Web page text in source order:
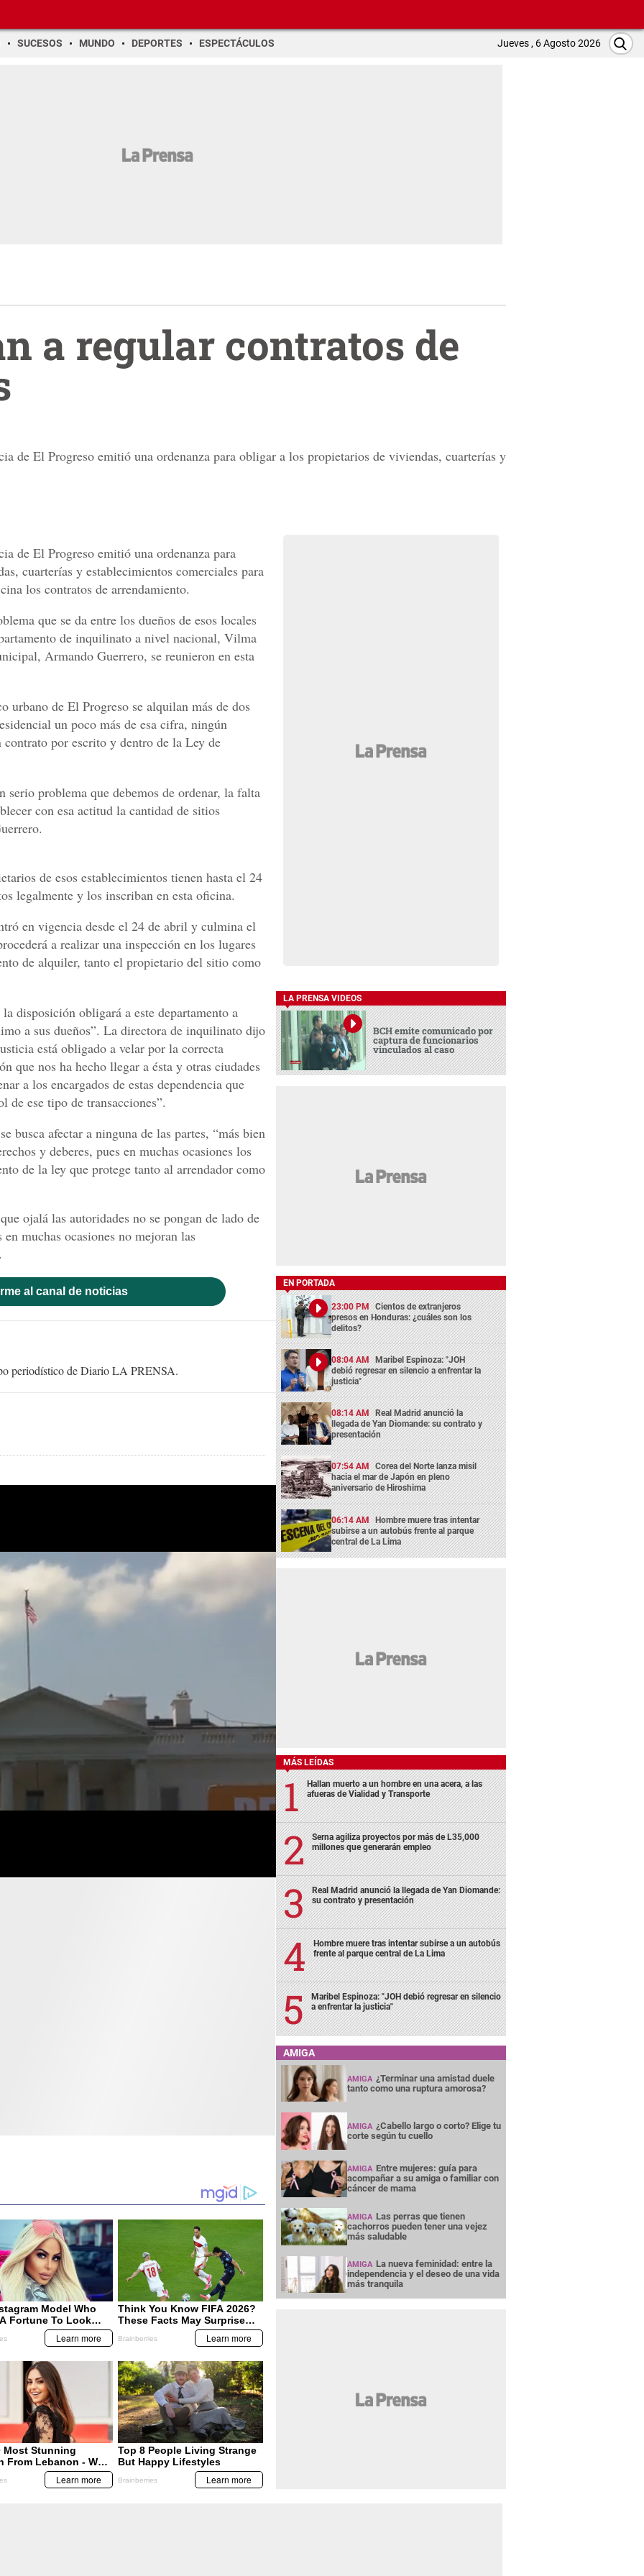
SUCESOS MUNDO DEPORTES ESPECTÁCULOS Jueves , 6 Agosto 2026
a regular contratos de
de El Progreso emitió una ordenanza para obligar a los propietarios de viviendas, cuarterías y
de El Progreso emitió una ordenanza para
cuarterías y establecimientos comerciales para
los contratos de arrendamiento.
que se da entre los dueños de esos locales
de inquilinato a nivel nacional, Vilma
Armando Guerrero, se reunieron en esta
urbano de El Progreso se alquilan más de dos
un poco más de esa cifra, ningún
por escrito y dentro de la Ley de
serio problema que debemos de ordenar, la falta
con esa actitud la cantidad de sitios
de esos establecimientos tienen hasta el 24
legalmente y los inscriban en esta oficina.
en vigencia desde el 24 de abril y culmina el
a realizar una inspección en los lugares
de alquiler, tanto el propietario del sitio como
disposición obligará a este departamento a
a sus dueños”. La directora de inquilinato dijo
está obligado a velar por la correcta
que nos ha hecho llegar a ésta y otras ciudades
a los encargados de estas dependencia que
de ese tipo de transacciones”.
busca afectar a ninguna de las partes, “más bien
y deberes, pues en muchas ocasiones los
de la ley que protege tanto al arrendador como
ojalá las autoridades no se pongan de lado de
muchas ocasiones no mejoran las
al canal de noticias
periodístico de Diario LA PRENSA.
LA PRENSA VIDEOS
BCH emite comunicado por
captura de funcionarios
vinculados al caso
EN PORTADA
23:00 PM Cientos de extranjeros
presos en Honduras: ¿cuáles son los
delitos?
08:04 AM Maribel Espinoza: "JOH
debió regresar en silencio a enfrentar la
justicia"
08:14 AM Real Madrid anunció la
llegada de Yan Diomande: su contrato y
presentación
07:54 AM Corea del Norte lanza misil
hacia el mar de Japón en pleno
aniversario de Hiroshima
06:14 AM Hombre muere tras intentar
subirse a un autobús frente al parque
central de La Lima
MÁS LEÍDAS
Hallan muerto a un hombre en una acera, a las
afueras de Vialidad y Transporte
Serna agiliza proyectos por más de L35,000
millones que generarán empleo
Real Madrid anunció la llegada de Yan Diomande:
su contrato y presentación
Hombre muere tras intentar subirse a un autobús
frente al parque central de La Lima
Maribel Espinoza: "JOH debió regresar en silencio
a enfrentar la justicia"
AMIGA
AMIGA ¿Terminar una amistad duele
tanto como una ruptura amorosa?
AMIGA ¿Cabello largo o corto? Elige tu
corte según tu cuello
AMIGA Entre mujeres: guía para
acompañar a su amiga o familiar con
cáncer de mama
AMIGA Las perras que tienen
cachorros pueden tener una vejez
más saludable
AMIGA La nueva feminidad: entre la
independencia y el deseo de una vida
más tranquila